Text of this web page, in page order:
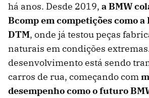
há anos. Desde 2019, a BMW
Bcomp em competições como a
DTM, onde já testou peças
naturais em condições
desenvolvimento está sendo
carros de rua, começando com
desempenho como o futuro